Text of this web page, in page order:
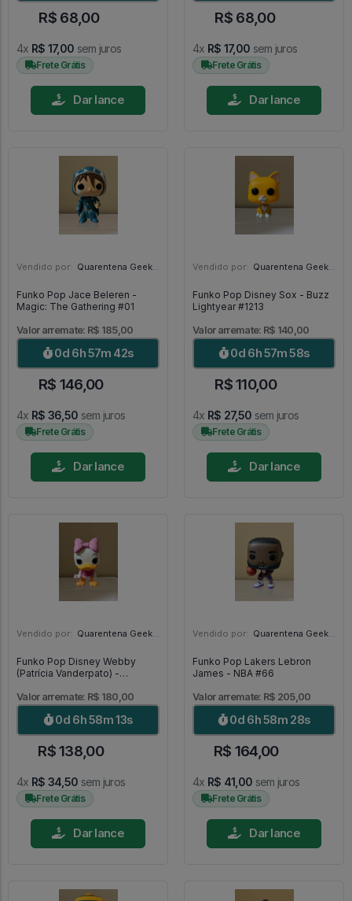
R$ 68,00
4x R$ 17,00 sem juros
Frete Grátis
Dar lance
R$ 68,00
4x R$ 17,00 sem juros
Frete Grátis
Dar lance
Vendido por: Quarentena Geek Store - SP
Funko Pop Jace Beleren -
Magic: The Gathering #01
Valor arremate: R$ 185,00
0d 6h 57m 40s
R$ 146,00
4x R$ 36,50 sem juros
Frete Grátis
Dar lance
Vendido por: Quarentena Geek Store - SP
Funko Pop Disney Sox - Buzz
Lightyear #1213
Valor arremate: R$ 140,00
0d 6h 57m 56s
R$ 110,00
4x R$ 27,50 sem juros
Frete Grátis
Dar lance
Vendido por: Quarentena Geek Store - SP
Funko Pop Disney Webby
(Patrícia Vanderpato) -
Valor arremate: R$ 180,00
0d 6h 58m 11s
R$ 138,00
4x R$ 34,50 sem juros
Frete Grátis
Dar lance
Vendido por: Quarentena Geek Store - SP
Funko Pop Lakers Lebron
James - NBA #66
Valor arremate: R$ 205,00
0d 6h 58m 26s
R$ 164,00
4x R$ 41,00 sem juros
Frete Grátis
Dar lance